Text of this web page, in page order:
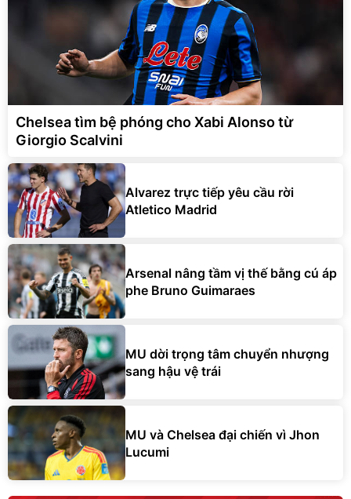
Chelsea tìm bệ phóng cho Xabi Alonso từ
Giorgio Scalvini
Alvarez trực tiếp yêu cầu rời
Atletico Madrid
Arsenal nâng tầm vị thế bằng cú áp
phe Bruno Guimaraes
MU dời trọng tâm chuyển nhượng
sang hậu vệ trái
MU và Chelsea đại chiến vì Jhon
Lucumi